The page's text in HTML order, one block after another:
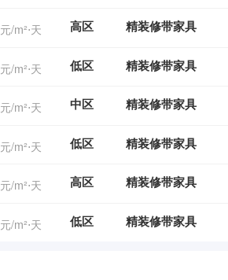
元/m²⋅天 高区 精装修带家具
元/m²⋅天 低区 精装修带家具
元/m²⋅天 中区 精装修带家具
元/m²⋅天 低区 精装修带家具
元/m²⋅天 高区 精装修带家具
元/m²⋅天 低区 精装修带家具